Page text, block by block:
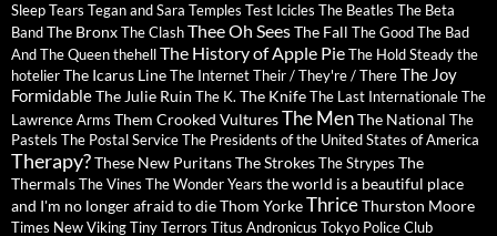
SleepTears Tegan and Sara Temples Test Icicles The Beatles The Beta
BandThe BronxThe ClashThee Oh SeesThe Fall The Good The Bad
And The QueenthehellThe History of Apple PieThe Hold Steadythe
hotelierThe Icarus LineThe InternetTheir / They're / ThereThe Joy
FormidableThe Julie Ruin The K. The KnifeThe Last InternationaleThe
Lawrence Arms Them Crooked VulturesThe MenThe National The
Pastels The Postal ServiceThe Presidents of the United States of America
Therapy?These New PuritansThe StrokesThe Strypes The
ThermalsThe Vines The Wonder Years the world is a beautiful place
and I'm no longer afraid to dieThom YorkeThriceThurston Moore
Times New VikingTiny Terrors Titus Andronicus Tokyo Police Club